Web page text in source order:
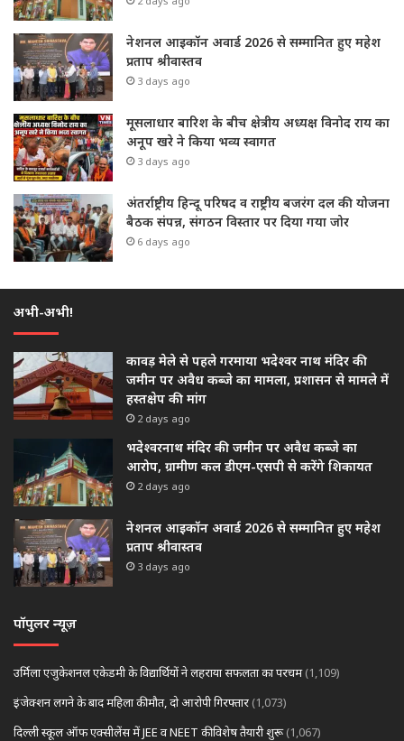
नेशनल आइकॉन अवार्ड 2026 से सम्मानित हुए महेश
प्रताप श्रीवास्तव
3 days ago
मूसलाधार बारिश के बीच क्षेत्रीय अध्यक्ष विनोद राय का
अनूप खरे ने किया भव्य स्वागत
3 days ago
अंतर्राष्ट्रीय हिन्दू परिषद व राष्ट्रीय बजरंग दल की योजना
बैठक संपन्न, संगठन विस्तार पर दिया गया जोर
6 days ago
अभी-अभी!
कावड़ मेले से पहले गरमाया भदेश्वर नाथ मंदिर की
जमीन पर अवैध कब्जे का मामला, प्रशासन से मामले में
हस्तक्षेप की मांग
2 days ago
भदेश्वरनाथ मंदिर की जमीन पर अवैध कब्जे का
आरोप, ग्रामीण कल डीएम-एसपी से करेंगे शिकायत
2 days ago
नेशनल आइकॉन अवार्ड 2026 से सम्मानित हुए महेश
प्रताप श्रीवास्तव
3 days ago
पॉपुलर न्यूज़
उर्मिला एजुकेशनल एकेडमी के विद्यार्थियों ने लहराया सफलता का परचम (1,109)
इंजेक्शन लगने के बाद महिला की मौत, दो आरोपी गिरफ्तार (1,073)
दिल्ली स्कूल ऑफ एक्सीलेंस में JEE व NEET की विशेष तैयारी शुरू (1,067)